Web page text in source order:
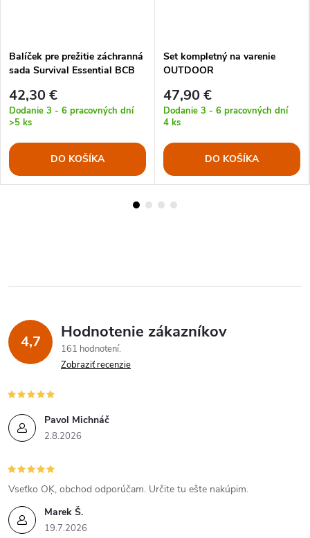
Balíček pre prežitie záchranná
sada Survival Essential BCB
42,30 €
Dodanie 3 - 6 pracovných dní
>5 ks
DO KOŠÍKA
Set kompletný na varenie
OUTDOOR
47,90 €
Dodanie 3 - 6 pracovných dní
4 ks
DO KOŠÍKA
4,7 Hodnotenie zákazníkov
161 hodnotení
Zobraziť recenzie
Pavol Michnáč
2.8.2026
Marek Š.
19.7.2026
Vseťko OĶ, obchod odporúčam. Určite tu ešte nakúpim.